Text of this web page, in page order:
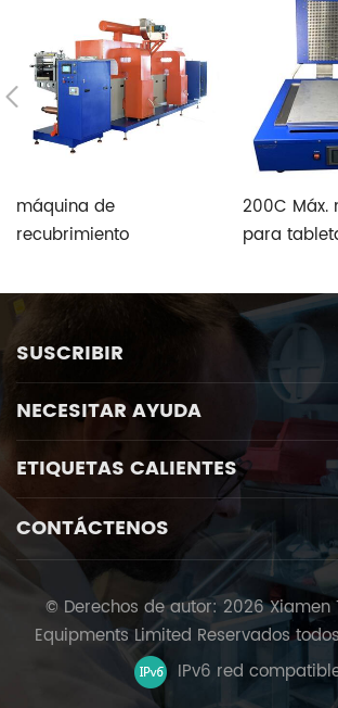
máquina de
recubrimiento
electrodos de batería
línea de producción
200C Máx.
para
Coater
electrodos
SUSCRIBIR
NECESITAR AYUDA
ETIQUETAS CALIENTES
CONTÁCTENOS
© Derechos de autor: 2026 Xiamen
Equipments Limited Reservados
IPv6 red